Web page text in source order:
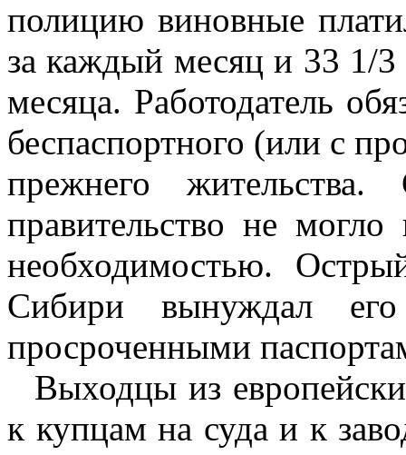
полицию виновные
за каждый месяц и 33 1/
месяца. Работодатель
беспаспортного (или с
прежнего
правительство не могло
необходимостью.
Сибири вынуждал
просроченными
Выходцы из
к купцам на суда и к